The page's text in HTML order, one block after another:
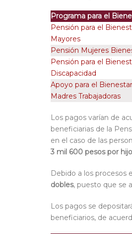
Programa para el
Pensión para el
Mayores
Pensión Mujeres
Pensión para el
Discapacidad
Apoyo para el
Madres Trabajadoras
Los pagos varían de
beneficiarias de la
en el caso de las
3 mil 600 pesos por
Debido a los procesos
dobles, puesto que se
Los pagos se
beneficiarios, de